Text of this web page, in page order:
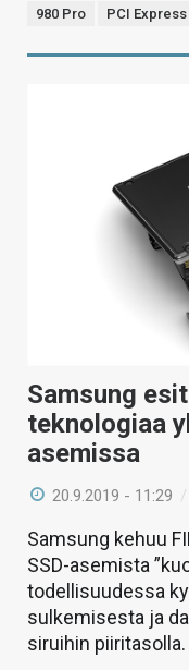
980 Pro PCI Express
Samsung
teknologiaa
asemissa
20.9.2019 - 11:29
Samsung kehuu
SSD-asemista
todellisuudessa
sulkemisesta ja
siruihin piiritasolla.